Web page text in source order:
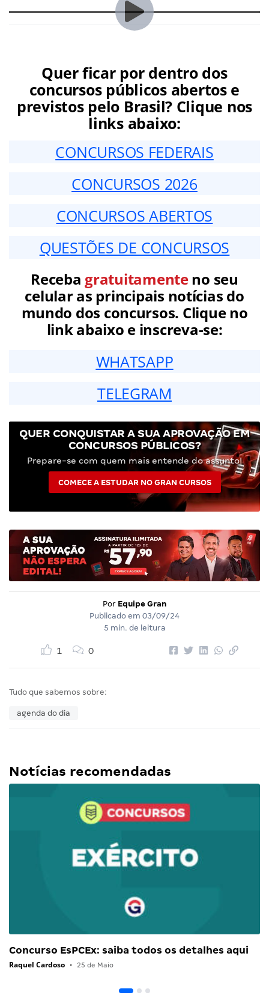
Quer ficar por dentro dos
concursos públicos abertos e
previstos pelo Brasil? Clique nos
links abaixo:
CONCURSOS FEDERAIS
CONCURSOS 2026
CONCURSOS ABERTOS
QUESTÕES DE CONCURSOS
Receba gratuitamenteno seu
celular as principais notícias do
mundo dos concursos. Clique no
link abaixo e inscreva-se:
WHATSAPP
TELEGRAM
QUER CONQUISTAR A SUA APROVAÇÃO EM
CONCURSOS PÚBLICOS?
Prepare-se com quem mais entende do assunto!
COMECE A ESTUDAR NO GRAN CURSOS
Por Equipe Gran
Publicado em 03/09/24
5 min. de leitura
1 0
Tudo que sabemos sobre:
agenda do dia
Notícias recomendadas
Concurso EsPCEx: saiba todos os detalhes aqui
Raquel Cardoso • 25 de Maio